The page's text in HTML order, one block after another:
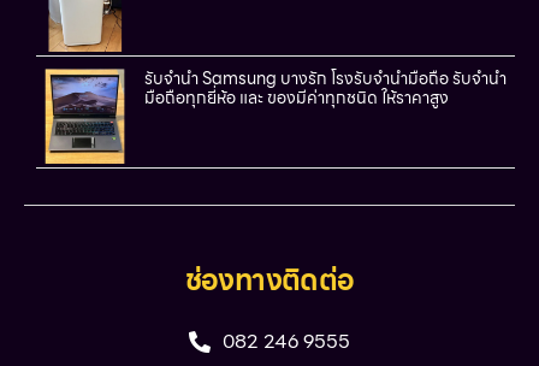
รับจำนำ Samsung บางรัก โรงรับจำนำมือถือ รับจำนำ
มือถือทุกยี่ห้อ และ ของมีค่าทุกชนิด ให้ราคาสูง
ช่องทางติดต่อ
082 246 9555